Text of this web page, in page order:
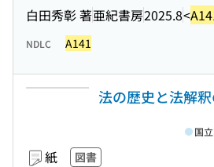
白田秀彰 著亜紀書房2025.8<
NDLC A141
法の歴史と法解
紙 図書
国